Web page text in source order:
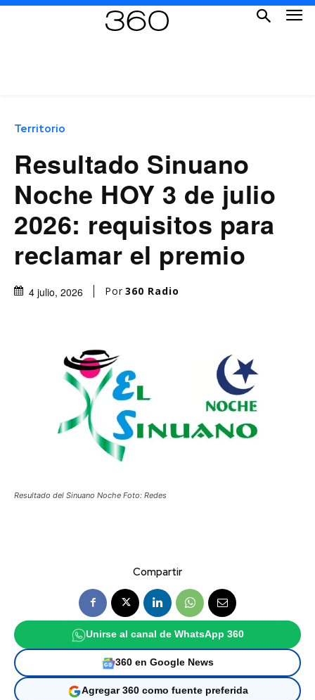
Territorio
Resultado Sinuano
Noche HOY 3 de julio
2026: requisitos para
reclamar el premio
4 julio, 2026 Por 360 Radio
Resultado del Sinuano Noche Foto: Redes
Compartir
Unirse al canal de WhatsApp 360
360 en Google News
Agregar 360 como fuente preferida